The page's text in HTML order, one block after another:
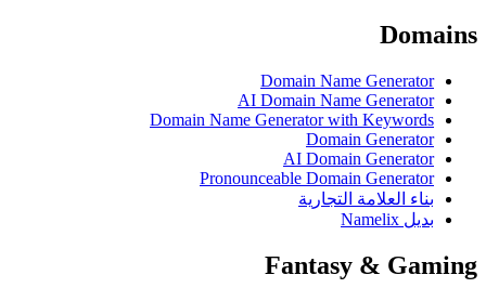
Domains
Domain Name Generator
AI Domain Name Generator
Domain Name Generator with Keywords
Domain Generator
AI Domain Generator
Pronounceable Domain Generator
بناء العلامة التجارية
بديل Namelix
Fantasy & Gaming